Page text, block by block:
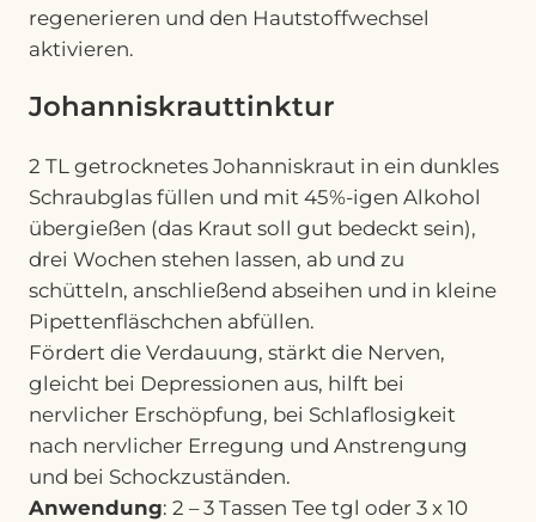
regenerieren und den Hautstoffwechsel
aktivieren.
Johanniskrauttinktur
2 TL getrocknetes Johanniskraut in ein dunkles
Schraubglas füllen und mit 45%-igen Alkohol
übergießen (das Kraut soll gut bedeckt sein),
drei Wochen stehen lassen, ab und zu
schütteln, anschließend abseihen und in kleine
Pipettenfläschchen abfüllen.
Fördert die Verdauung, stärkt die Nerven,
gleicht bei Depressionen aus, hilft bei
nervlicher Erschöpfung, bei Schlaflosigkeit
nach nervlicher Erregung und Anstrengung
und bei Schockzuständen.
Anwendung: 2 – 3 Tassen Tee tgl oder 3 x 10